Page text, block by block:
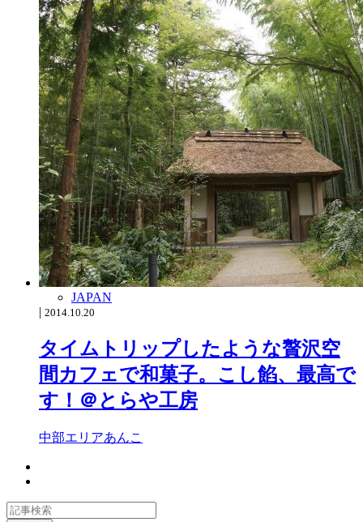
JAPAN
| 2014.10.20
タイムトリップしたような贅沢空
間カフェで和菓子。こし餡、最高で
す！＠とらや工房
中部エリアあんこ